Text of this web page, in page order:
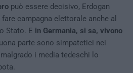
può essere decisivo, Erdogan
campagna elettorale anche al
Stato. E in Germania, si sa, vivono
parte sono simpatetici nei
i media tedeschi lo